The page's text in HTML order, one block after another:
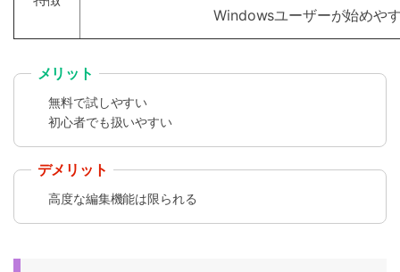
Windowsユーザーが始めや
メリット
無料で試しやすい
初心者でも扱いやすい
デメリット
高度な編集機能は限られる